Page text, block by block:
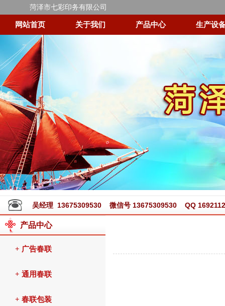
菏泽市七彩印务有限公司
网站首页 关于我们 产品中心 生产设
吴经理 13675309530 微信号 13675309530 QQ
产品中心
+ 广告春联
+ 通用春联
+ 春联包装